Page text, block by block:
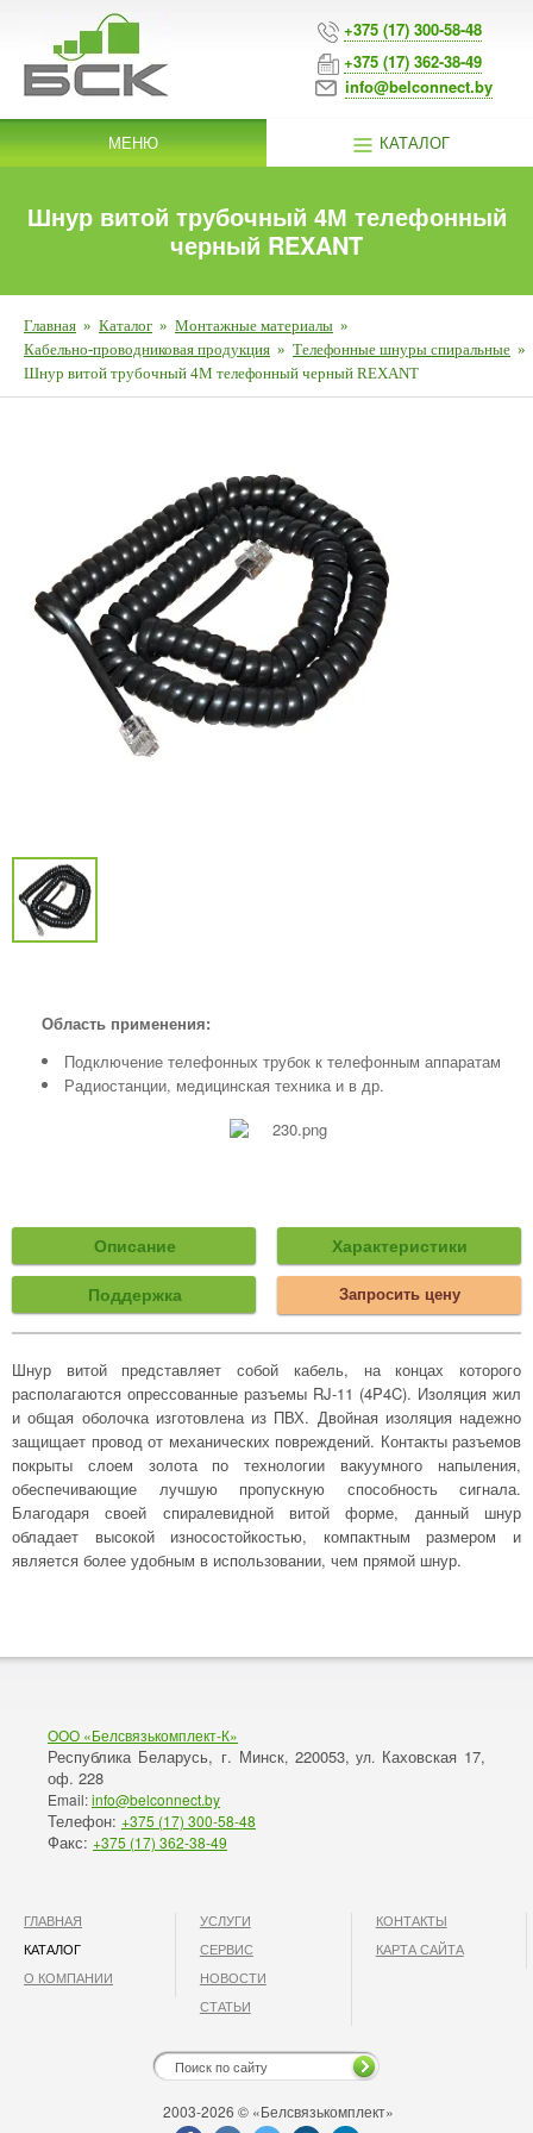
+375 (17) 300-58-48
+375 (17) 362-38-49
info@belconnect.by
МЕНЮ КАТАЛОГ
Шнур витой трубочный 4М телефонный
черный REXANT
Главная » Каталог » Монтажные материалы »
Кабельно-проводниковая продукция » Телефонные шнуры спиральные »
Шнур витой трубочный 4М телефонный черный REXANT
Область применения:
Подключение телефонных трубок к телефонным аппаратам
Радиостанции, медицинская техника и в др.
Описание Характеристики
Поддержка Запросить цену
Шнур витой представляет собой кабель, на концах которого
располагаются опрессованные разъемы RJ-11 (4P4C). Изоляция жил
и общая оболочка изготовлена из ПВХ. Двойная изоляция надежно
защищает провод от механических повреждений. Контакты разъемов
покрыты слоем золота по технологии вакуумного напыления,
обеспечивающие лучшую пропускную способность сигнала.
Благодаря своей спиралевидной витой форме, данный шнур
обладает высокой износостойкостью, компактным размером и
является более удобным в использовании, чем прямой шнур.
ООО «Белсвязькомплект-К»
Республика Беларусь, г. Минск, 220053, ул. Каховская 17,
оф. 228
Email:info@belconnect.by
Телефон: +375 (17) 300-58-48
Факс: +375 (17) 362-38-49
ГЛАВНАЯ
КАТАЛОГ
О КОМПАНИИ
УСЛУГИ
СЕРВИС
НОВОСТИ
СТАТЬИ
КОНТАКТЫ
КАРТА САЙТА
2003-2026 © «Белсвязькомплект»